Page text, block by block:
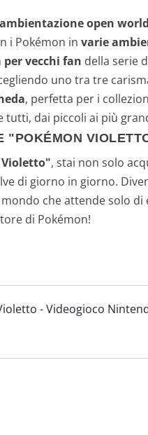
ambientazione open world
i Pokémon invarie
vecchi fan della serie
uno tra tre
, perfetta per i
tutti, dai piccoli ai più
"POKÉMON
, stai non solo
di giorno in giorno.
che attende solo
di Pokémon!
- Videogioco